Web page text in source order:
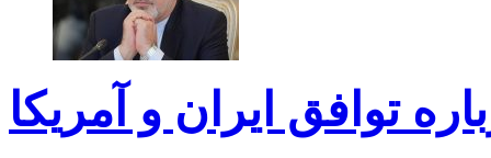
توافق ایران و آمریکا